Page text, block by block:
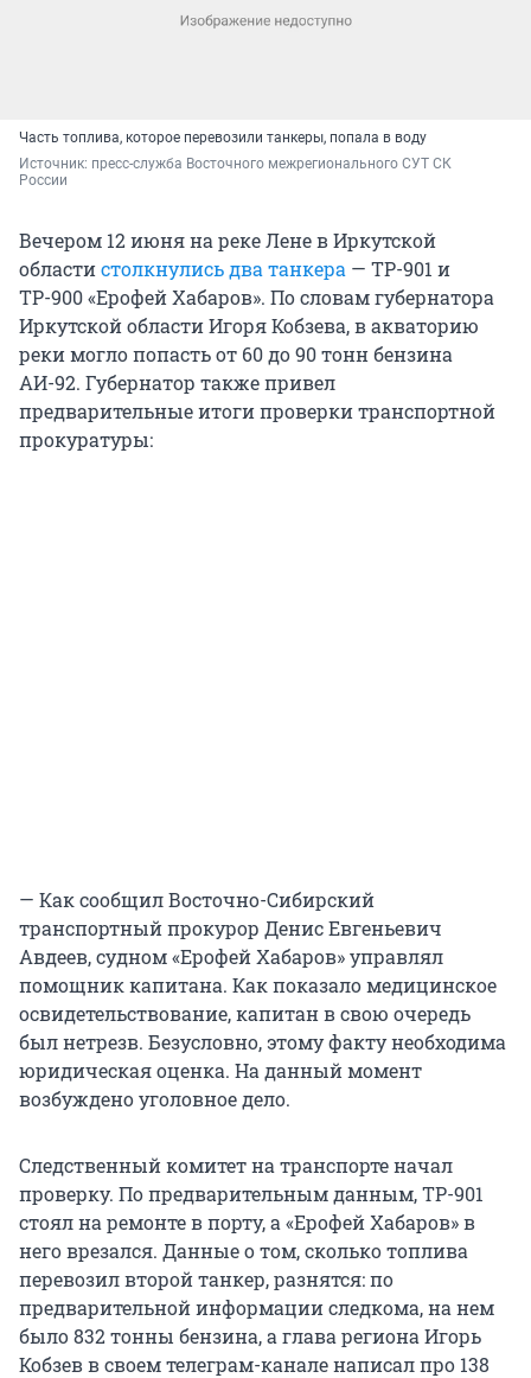
Часть топлива, которое перевозили танкеры, попала в воду
Источник: пресс-служба Восточного межрегионального СУТ СК
России
Вечером 12 июня на реке Лене в Иркутской
областистолкнулись два танкера — ТР-901 и
ТР-900 «Ерофей Хабаров». По словам губернатора
Иркутской области Игоря Кобзева, в акваторию
реки могло попасть от 60 до 90 тонн бензина
АИ-92. Губернатор также привел
предварительные итоги проверки транспортной
прокуратуры:
— Как сообщил Восточно-Сибирский
транспортный прокурор Денис Евгеньевич
Авдеев, судном «Ерофей Хабаров» управлял
помощник капитана. Как показало медицинское
освидетельствование, капитан в свою очередь
был нетрезв. Безусловно, этому факту необходима
юридическая оценка. На данный момент
возбуждено уголовное дело.
Следственный комитет на транспорте начал
проверку. По предварительным данным, ТР-901
стоял на ремонте в порту, а «Ерофей Хабаров» в
него врезался. Данные о том, сколько топлива
перевозил второй танкер, разнятся: по
предварительной информации следкома, на нем
было 832 тонны бензина, а глава региона Игорь
Кобзев в своем телеграм-канале написал про 138